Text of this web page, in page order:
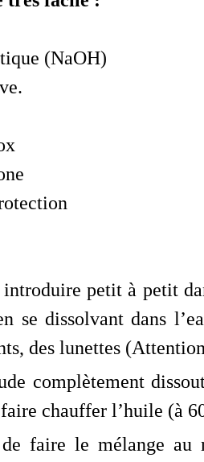
(NaOH)
introduire petit à petit
se dissolvant dans
des lunettes
complètement
chauffer l’huile (à
faire le mélange au